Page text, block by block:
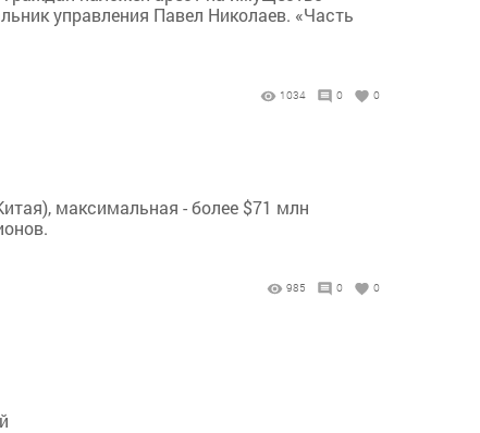
управления Павел Николаев. «Часть
1034 0 0
максимальная - более $71 млн
985 0 0